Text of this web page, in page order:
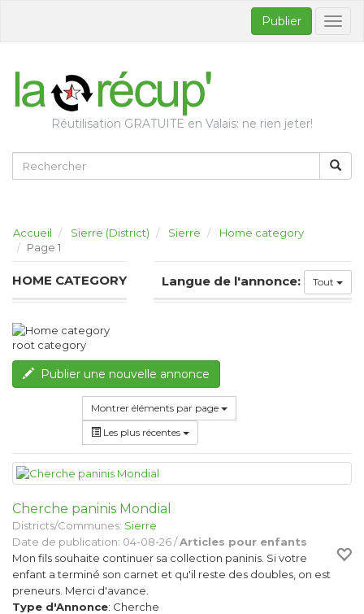
Publier
Réutilisation GRATUITE en Valais: ne rien jeter!
Accueil Sierre (District) Sierre
Home category
Page 1
HOME CATEGORY Langue de l'annonce: Tout
root category
Publier une nouvelle annonce
Montrer éléments par page
Les plus récentes
Cherche paninis Mondial
Districts/Communes: Sierre
Date de publication: 04-08-26 /Articles pour enfants
Mon fils souhaite continuer sa collection paninis. Si votre
enfant a terminé son carnet et qu'il reste des doubles, on est
preneurs. Merci d'avance.
Type d'Annonce: Cherche